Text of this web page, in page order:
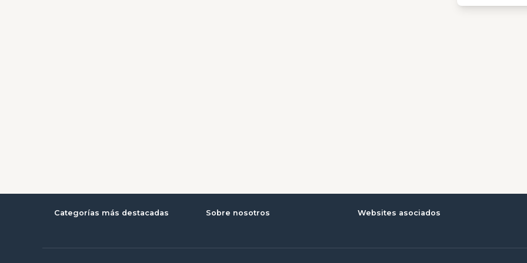
Categorías más destacadas Sobre nosotros Websites asociados